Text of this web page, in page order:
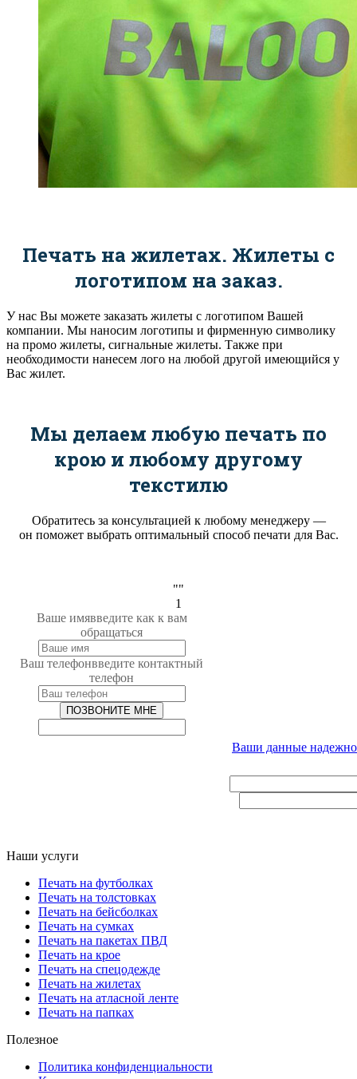
Печать на жилетах. Жилеты с
логотипом на заказ.
У нас Вы можете заказать жилеты с логотипом Вашей
компании. Мы наносим логотипы и фирменную символику
на промо жилеты, сигнальные жилеты. Также при
необходимости нанесем лого на любой другой имеющийся у
Вас жилет.
Мы делаем любую печать по
крою и любому другому
текстилю
Обратитесь за консультацией к любому менеджеру —
он поможет выбрать оптимальный способ печати для Вас.
""
1
Ваше имявведите как к вам
обращаться
Ваш телефонвведите контактный
телефон
ПОЗВОНИТЕ МНЕ
Ваши данные
Наши услуги
Печать на футболках
Печать на толстовках
Печать на бейсболках
Печать на сумках
Печать на пакетах ПВД
Печать на крое
Печать на спецодежде
Печать на жилетах
Печать на атласной ленте
Печать на папках
Полезное
Политика конфиденциальности